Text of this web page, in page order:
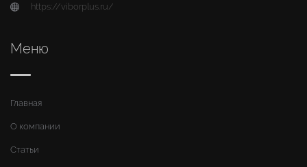
https://viborplus.ru/
Меню
Главная
О компании
Статьи